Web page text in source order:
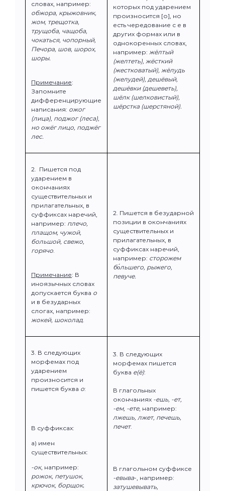
словах, например:
обжора, крыжовник,
жом, трещотка,
трущоба, чащоба,
чокаться, чопорный,
Печора, шов, шорох,
шоры.
Примечание:
Запомните
дифференцирующие
написания: ожог
(лица), поджог (леса),
но ожёг лицо, поджёг
лес.
которых под ударением
произносится [о], но
есть чередование с е в
других формах или в
однокоренных словах,
например: жёлтый
(желтеть), жёсткий
(жестковатый), жёлудь
(желудей), дешёвый,
дешёвки (дешеветь),
шёлк (шелковистый),
шёрстка (шерстяной).
2. Пишется под
ударением в
окончаниях
существительных и
прилагательных, в
суффиксах наречий,
например: плечо,
плащом, чужой,
большой, свежо,
горячо
Примечание: В
иноязычных словах
допускается буква о
и в безударных
слогах, например:
жокей, шоколад
2. Пишется в безударной
позиции в окончаниях
существительных и
прилагательных, в
суффиксах наречий,
например: сторожем
бо́льшего, рыжего,
певуче.
3. В следующих
морфемах под
ударением
произносится и
пишется буква о:
В суффиксах:
а) имен
существительных:
-ок, например:
рожок, петушок,
крючок, борщок;
3. В следующих
морфемах пишется
буква е(ё):
В глагольных
окончаниях -ешь, -ет,
-ем, -ете, например:
лжешь, лжет, печешь,
печет.
В глагольном суффиксе
-евыва-, например:
затушевывать,